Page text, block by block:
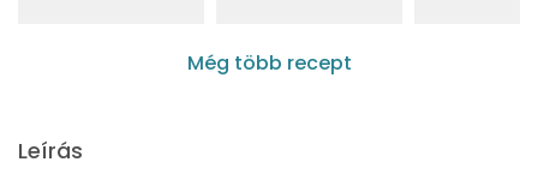
Még több recept
Leírás